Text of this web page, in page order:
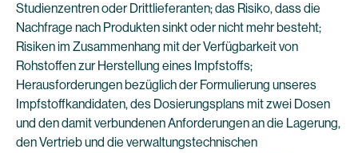
Studienzentren oder Drittlieferanten; das Risiko, dass die
Nachfrage nach Produkten sinkt oder nicht mehr besteht;
Risiken im Zusammenhang mit der Verfügbarkeit von
Rohstoffen zur Herstellung eines Impfstoffs;
Herausforderungen bezüglich der Formulierung unseres
Impfstoffkandidaten, des Dosierungsplans mit zwei Dosen
und den damit verbundenen Anforderungen an die Lagerung,
den Vertrieb und die verwaltungstechnischen